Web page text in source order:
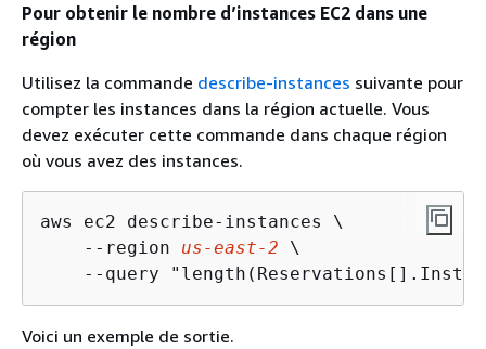
Pour obtenir le nombre d’instances EC2 dans une
région
Utilisez la commande describe-instances suivante pour
compter les instances dans la région actuelle. Vous
devez exécuter cette commande dans chaque région
où vous avez des instances.
aws ec2 describe-instances \
    --region
us-east-2 \
--query
Voici un exemple de sortie.